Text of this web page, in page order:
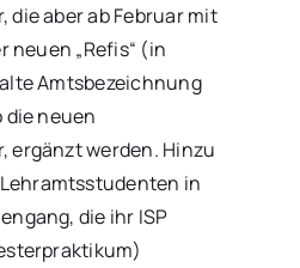
die aber ab Februar mit
neuen „Refis“ (in
Amtsbezeichnung
die neuen
ergänzt werden. Hinzu
in
die ihr ISP